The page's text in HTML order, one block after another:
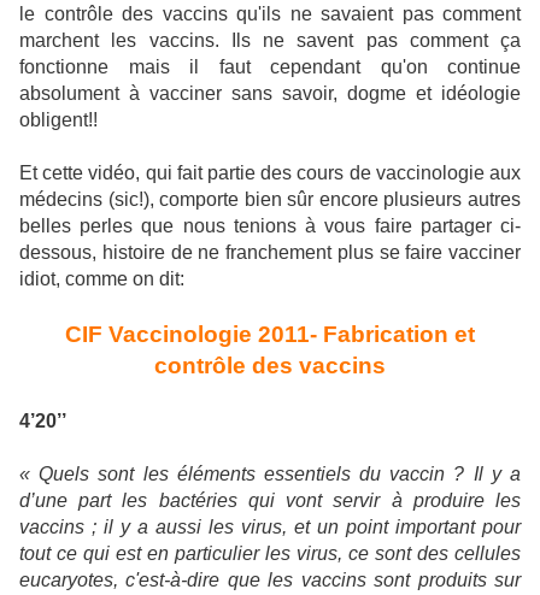
le contrôle des vaccins qu'ils ne savaient pas comment
marchent les vaccins. Ils ne savent pas comment ça
fonctionne mais il faut cependant qu'on continue
absolument à vacciner sans savoir, dogme et idéologie
obligent!!
Et cette vidéo, qui fait partie des cours de vaccinologie aux
médecins (sic!), comporte bien sûr encore plusieurs autres
belles perles que nous tenions à vous faire partager ci-
dessous, histoire de ne franchement plus se faire vacciner
idiot, comme on dit:
CIF Vaccinologie 2011- Fabrication et
contrôle des vaccins
4’20’’
« Quels sont les éléments essentiels du vaccin ? Il y a
d’une part les bactéries qui vont servir à produire les
vaccins ; il y a aussi les virus, et un point important pour
tout ce qui est en particulier les virus, ce sont des cellules
eucaryotes, c'est-à-dire que les vaccins sont produits sur